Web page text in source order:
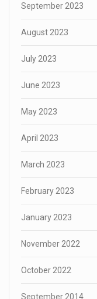
September 2023
August 2023
July 2023
June 2023
May 2023
April 2023
March 2023
February 2023
January 2023
November 2022
October 2022
September 2014